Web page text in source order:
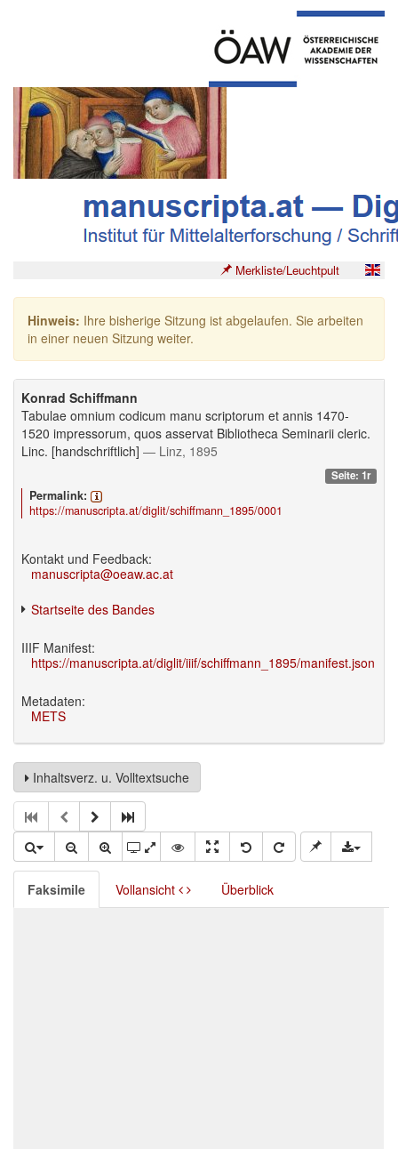
Merkliste/Leuchtpult
Hinweis: Ihre bisherige Sitzung ist abgelaufen. Sie arbeiten
in einer neuen Sitzung weiter.
Konrad Schiffmann
Tabulae omnium codicum manu scriptorum et annis 1470-
1520 impressorum, quos asservat Bibliotheca Seminarii cleric.
Linc. [handschriftlich] — Linz, 1895
Seite: 1r
Permalink:
https://manuscripta.at/diglit/schiffmann_1895/0001
Kontakt und Feedback:
manuscripta@oeaw.ac.at
Startseite des Bandes
IIIF Manifest:
https://manuscripta.at/diglit/iiif/schiffmann_1895/manifest.json
Metadaten:
METS
Inhaltsverz. u. Volltextsuche
Faksimile Vollansicht Überblick